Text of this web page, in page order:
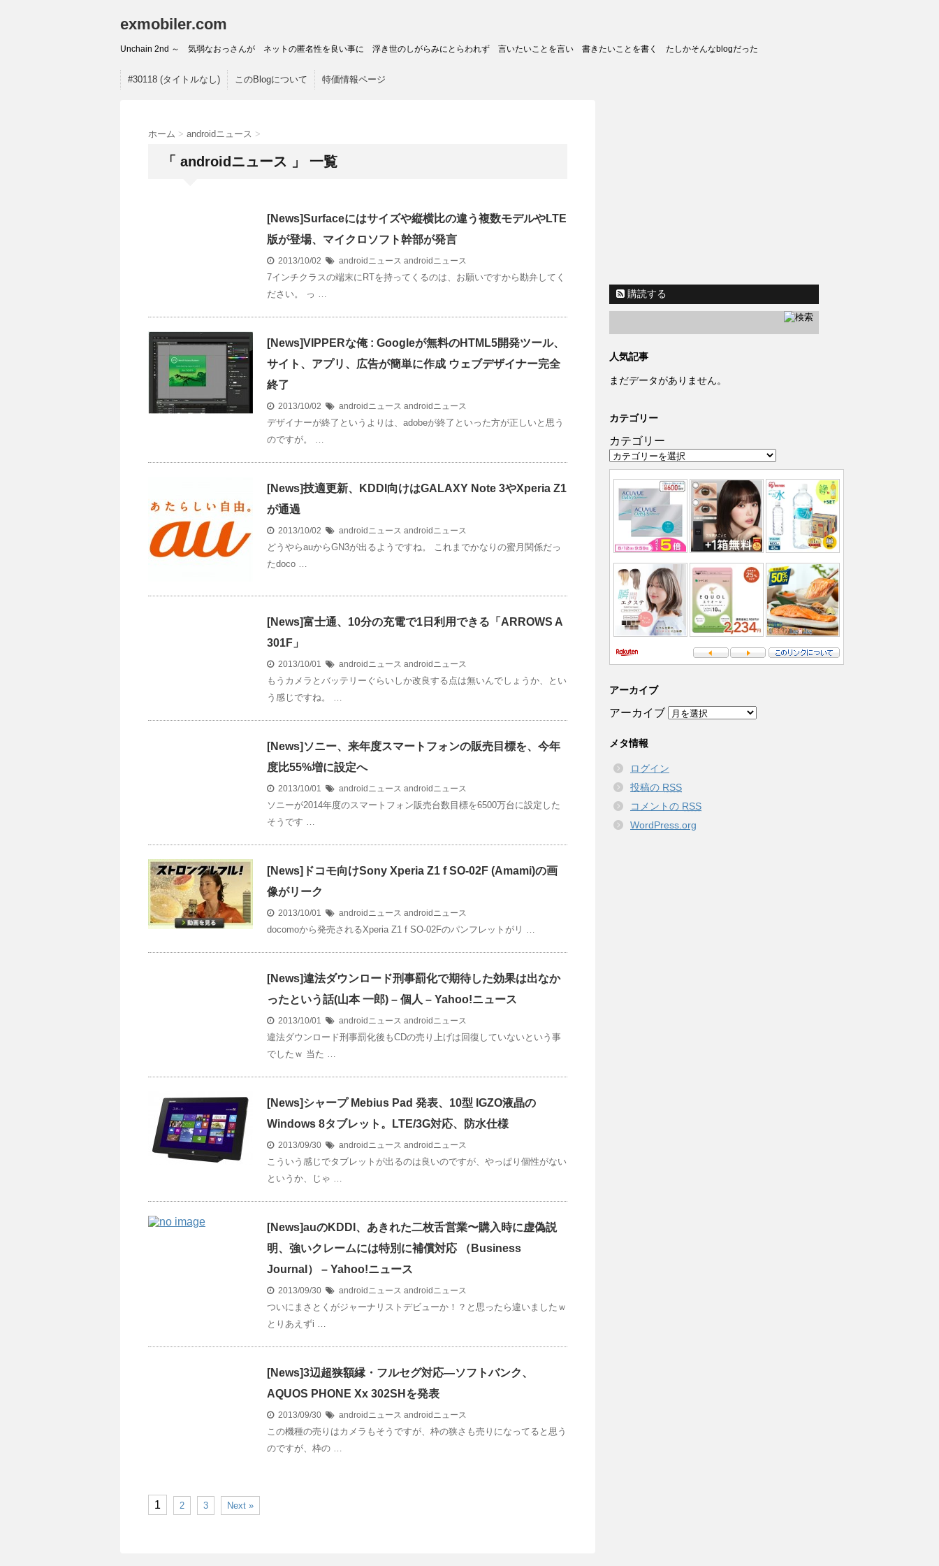
exmobiler.com
Unchain 2nd ～ 気弱なおっさんが ネットの匿名性を良い事に 浮き世のしがらみにとらわれず 言いたいことを言い 書きたいことを書く たしかそんなblogだった
#30118 (タイトルなし) このBlogについて 特価情報ページ
ホーム > androidニュース >
「 androidニュース 」 一覧
[News]Surfaceにはサイズや縦横比の違う複数モデルやLTE
版が登場、マイクロソフト幹部が発言
2013/10/02 androidニュース androidニュース
7インチクラスの端末にRTを持ってくるのは、お願いですから勘弁してく
ださい。 っ …
[News]VIPPERな俺 : Googleが無料のHTML5開発ツール、
サイト、アプリ、広告が簡単に作成 ウェブデザイナー完全
終了
2013/10/02 androidニュース androidニュース
デザイナーが終了というよりは、adobeが終了といった方が正しいと思う
のですが。 …
[News]技適更新、KDDI向けはGALAXY Note 3やXperia Z1
が通過
2013/10/02 androidニュース androidニュース
どうやらauからGN3が出るようですね。 これまでかなりの蜜月関係だっ
たdoco …
[News]富士通、10分の充電で1日利用できる「ARROWS A
301F」
2013/10/01 androidニュース androidニュース
もうカメラとバッテリーぐらいしか改良する点は無いんでしょうか、とい
う感じですね。 …
[News]ソニー、来年度スマートフォンの販売目標を、今年
度比55%増に設定へ
2013/10/01 androidニュース androidニュース
ソニーが2014年度のスマートフォン販売台数目標を6500万台に設定した
そうです …
[News]ドコモ向けSony Xperia Z1 f SO-02F (Amami)の画
像がリーク
2013/10/01 androidニュース androidニュース
docomoから発売されるXperia Z1 f SO-02Fのパンフレットがリ …
[News]違法ダウンロード刑事罰化で期待した効果は出なか
ったという話(山本 一郎) – 個人 – Yahoo!ニュース
2013/10/01 androidニュース androidニュース
違法ダウンロード刑事罰化後もCDの売り上げは回復していないという事
でしたｗ 当た …
[News]シャープ Mebius Pad 発表、10型 IGZO液晶の
Windows 8タブレット。LTE/3G対応、防水仕様
2013/09/30 androidニュース androidニュース
こういう感じでタブレットが出るのは良いのですが、やっぱり個性がない
というか、じゃ …
[News]auのKDDI、あきれた二枚舌営業〜購入時に虚偽説
明、強いクレームには特別に補償対応 （Business
Journal） – Yahoo!ニュース
2013/09/30 androidニュース androidニュース
ついにまさとくがジャーナリストデビューか！？と思ったら違いましたｗ
とりあえずi …
[News]3辺超狭額縁・フルセグ対応―ソフトバンク、
AQUOS PHONE Xx 302SHを発表
2013/09/30 androidニュース androidニュース
この機種の売りはカメラもそうですが、枠の狭さも売りになってると思う
のですが、枠の …
1 2 3 Next »
購読する
人気記事
まだデータがありません。
カテゴリー
カテゴリー
アーカイブ
アーカイブ
メタ情報
ログイン
投稿の RSS
コメントの RSS
WordPress.org